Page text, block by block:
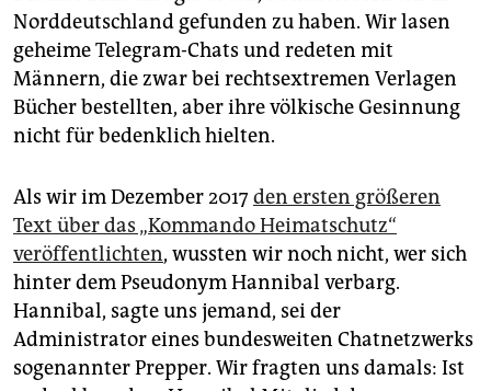
Norddeutschland gefunden zu haben. Wir lasen
geheime Telegram-Chats und redeten mit
Männern, die zwar bei rechtsextremen Verlagen
Bücher bestellten, aber ihre völkische Gesinnung
nicht für bedenklich hielten.
Als wir im Dezember 2017 den ersten größeren
Text über das „Kommando Heimatschutz“
veröffentlichten, wussten wir noch nicht, wer sich
hinter dem Pseudonym Hannibal verbarg.
Hannibal, sagte uns jemand, sei der
Administrator eines bundesweiten Chatnetzwerks
sogenannter Prepper. Wir fragten uns damals: Ist